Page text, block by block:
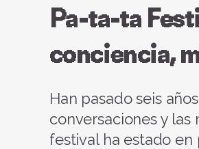
Pa-ta-ta
conciencia,
Han pasado seis
conversaciones y las
festival ha estado en